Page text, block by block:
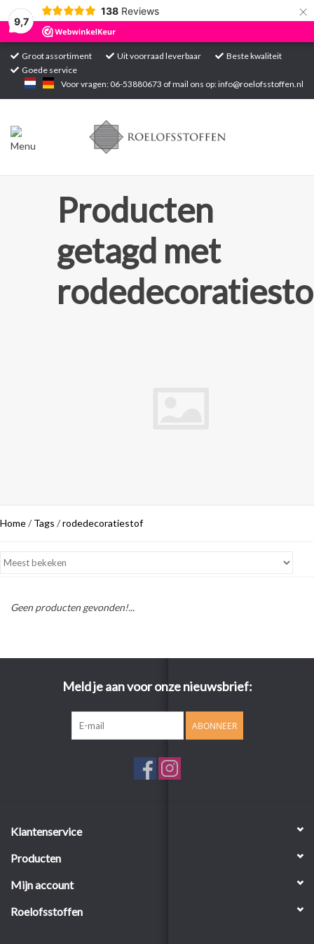
9,7
138 Reviews ×
Groot assortiment Uit voorraad leverbaar
Beste kwaliteit
Goede service
Voor vragen: 06-53880673 of mail ons op:info@roelofsstoffen.nl
Home
Producten
getagd met
Home/ Tags /rodedecoratiestof
Geen producten gevonden!...
Meld je aan voor onze nieuwsbrief:
ABONNEER
Klantenservice
Producten
Mijn account
Roelofsstoffen